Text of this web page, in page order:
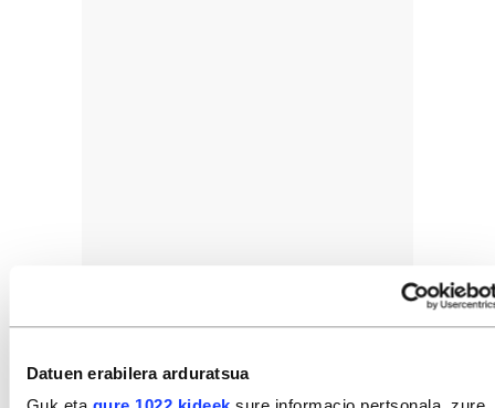
Datuen erabilera arduratsua